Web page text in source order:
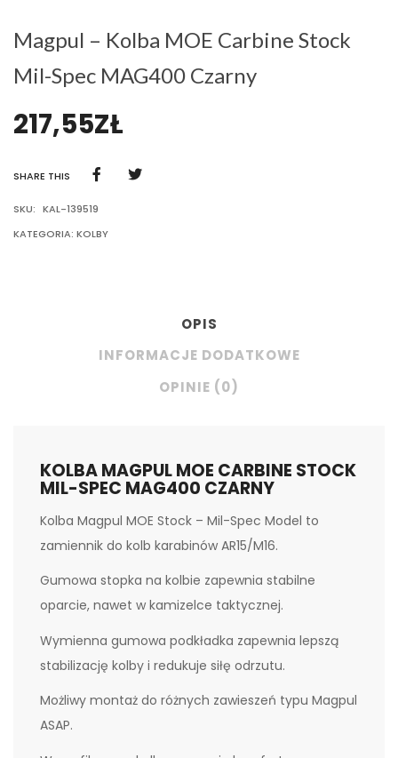
Magpul – Kolba MOE Carbine Stock
Mil-Spec MAG400 Czarny
217,55ZŁ
SHARE THIS
SKU: KAL-139519
KATEGORIA: KOLBY
OPIS
INFORMACJE DODATKOWE
OPINIE (0)
KOLBA MAGPUL MOE CARBINE STOCK
MIL-SPEC MAG400 CZARNY
Kolba Magpul MOE Stock – Mil-Spec Model to
zamiennik do kolb karabinów AR15/M16.
Gumowa stopka na kolbie zapewnia stabilne
oparcie, nawet w kamizelce taktycznej.
Wymienna gumowa podkładka zapewnia lepszą
stabilizację kolby i redukuje siłę odrzutu.
Możliwy montaż do różnych zawieszeń typu Magpul
ASAP.